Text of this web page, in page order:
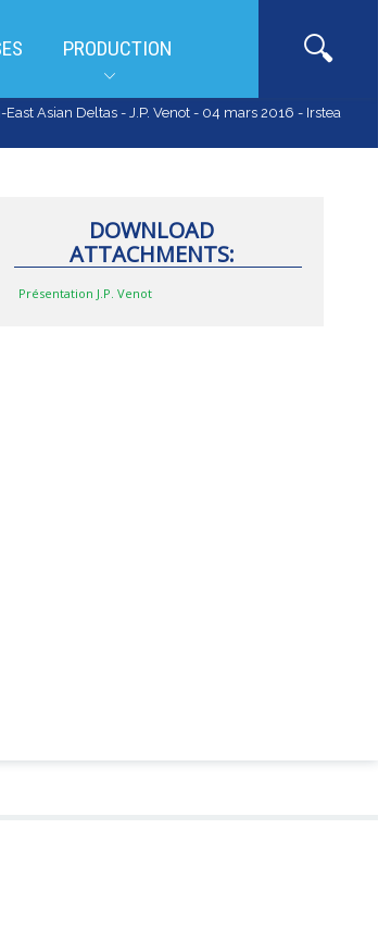
PRODUCTION
Asian Deltas - J.P. Venot - 04 mars 2016 - Irstea
DOWNLOAD
ATTACHMENTS:
Présentation J.P. Venot